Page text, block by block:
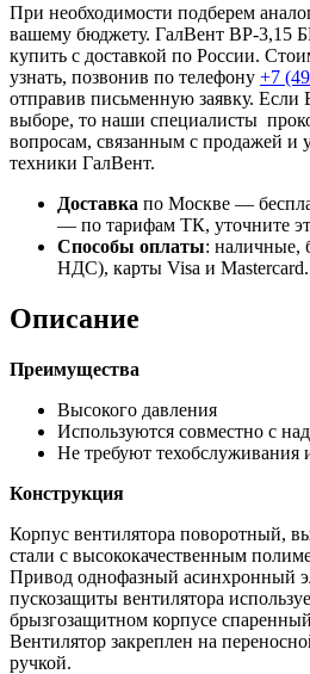
При необходимости подберем
вашему бюджету. ГалВент ВР-
купить с доставкой по России.
узнать, позвонив по телефону +7
отправив письменную заявку.
выборе, то наши специалисты
вопросам, связанным с продажей и
техники ГалВент.
Доставка по Москве —
— по тарифам ТК, уточните
Способы оплаты: наличные,
НДС), карты Visa и Mastercard.
Описание
Преимущества
Высокого давления
Используются совместно с
Не требуют техобслуживания
Конструкция
Корпус вентилятора поворотный,
стали с высококачественным
Привод однофазный асинхронный
пускозащиты вентилятора
брызгозащитном корпусе
Вентилятор закреплен на
ручкой.